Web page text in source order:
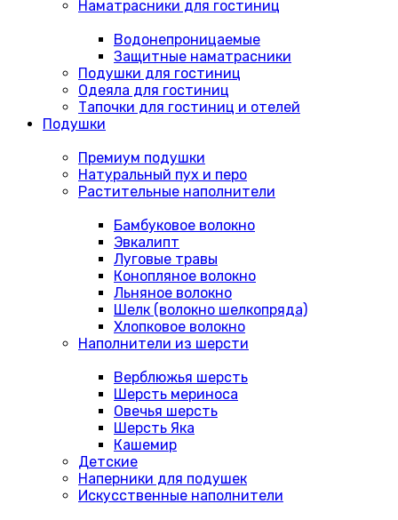
Наматрасники для гостиниц
Водонепроницаемые
Защитные наматрасники
Подушки для гостиниц
Одеяла для гостиниц
Тапочки для гостиниц и отелей
Подушки
Премиум подушки
Натуральный пух и перо
Растительные наполнители
Бамбуковое волокно
Эвкалипт
Луговые травы
Конопляное волокно
Льняное волокно
Шелк (волокно шелкопряда)
Хлопковое волокно
Наполнители из шерсти
Верблюжья шерсть
Шерсть мериноса
Овечья шерсть
Шерсть Яка
Кашемир
Детские
Наперники для подушек
Искусственные наполнители